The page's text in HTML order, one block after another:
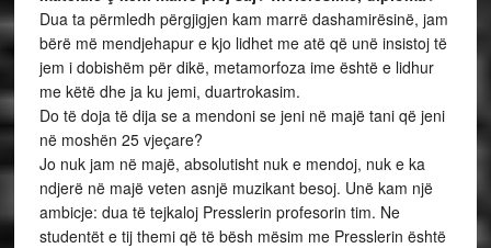
Dua ta përmledh përgjigjen kam marrë dashamirësinë, jam
bërë më mendjehapur e kjo lidhet me atë që unë insistoj të
jem i dobishëm për dikë, metamorfoza ime është e lidhur
me këtë dhe ja ku jemi, duartrokasim.
Do të doja të dija se a mendoni se jeni në majë tani që jeni
në moshën 25 vjeçare?
Jo nuk jam në majë, absolutisht nuk e mendoj, nuk e ka
ndjerë në majë veten asnjë muzikant besoj. Unë kam një
ambicje: dua të tejkaloj Presslerin profesorin tim. Ne
studentët e tij themi që të bësh mësim me Presslerin është